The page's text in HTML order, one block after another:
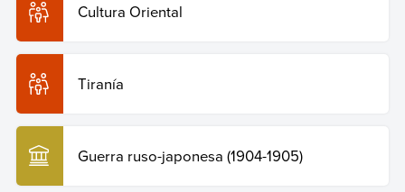
Cultura Oriental
Tiranía
Guerra ruso-japonesa (1904-1905)